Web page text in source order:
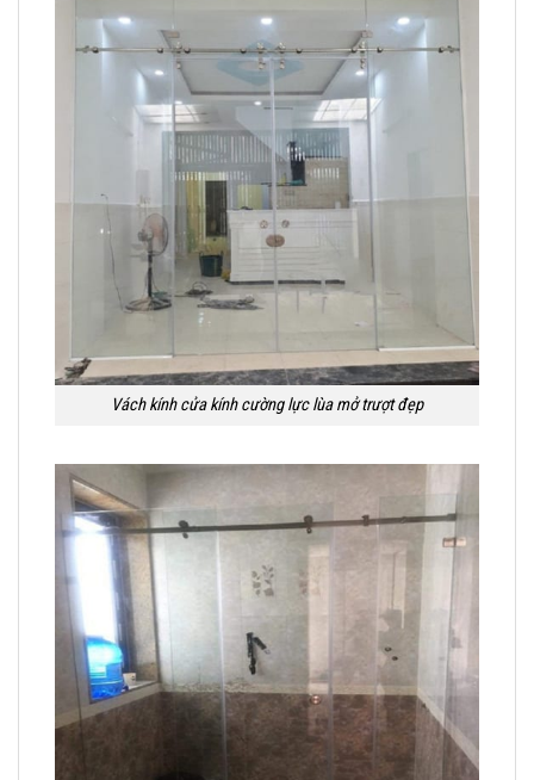
Vách kính cửa kính cường lực lùa mở trượt đẹp